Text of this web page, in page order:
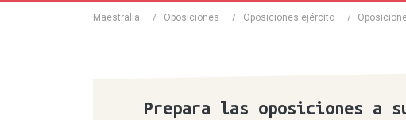
Maestralia / Oposiciones / Oposiciones ejército /
Prepara las oposiciones a